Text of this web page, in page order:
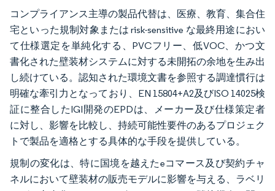
コンプライアンス主導の製品代替は、医療、教育、集合住
宅といった規制対象または risk-sensitive な最終用途におい
て仕様選定を単純化する、PVCフリー、低VOC、かつ文
書化された壁装材システムに対する未開拓の余地を生み出
し続けている。認知された環境文書を参照する調達慣行は
明確な牽引力となっており、EN 15804+A2及びISO 14025検
証に整合したIGI開発のEPDは、メーカー及び仕様策定者
に対し、影響を比較し、持続可能性要件のあるプロジェク
トで製品を適格とする具体的な手段を提供している。
規制の変化は、特に国境を越えたeコマース及び契約チャ
ネルにおいて壁装材の販売モデルに影響を与える、ラベリ